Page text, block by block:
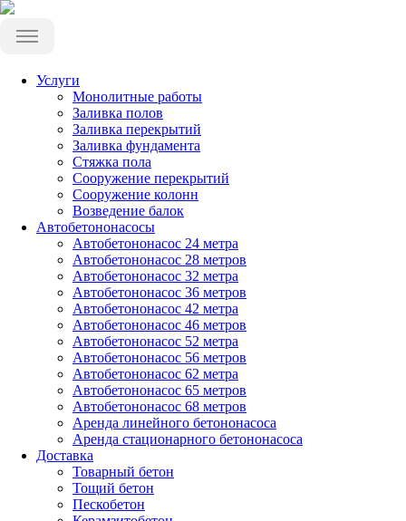
Услуги
Монолитные работы
Заливка полов
Заливка перекрытий
Заливка фундамента
Стяжка пола
Сооружение перекрытий
Сооружение колонн
Возведение балок
Автобетононасосы
Автобетононасос 24 метра
Автобетононасос 28 метров
Автобетононасос 32 метра
Автобетононасос 36 метров
Автобетононасос 42 метра
Автобетононасос 46 метров
Автобетононасос 52 метра
Автобетононасос 56 метров
Автобетононасос 62 метра
Автобетононасос 65 метров
Автобетононасос 68 метров
Аренда линейного бетононасоса
Аренда стационарного бетононасоса
Доставка
Товарный бетон
Тощий бетон
Пескобетон